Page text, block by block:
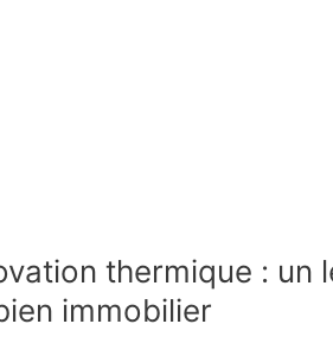
thermique : un
immobilier